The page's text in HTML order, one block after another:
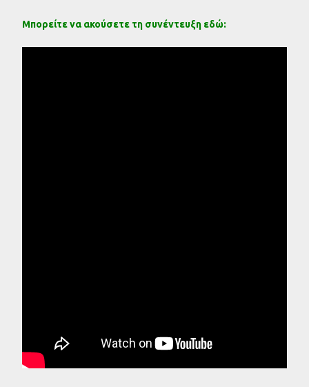
Μπορείτε να ακούσετε τη συνέντευξη εδώ: